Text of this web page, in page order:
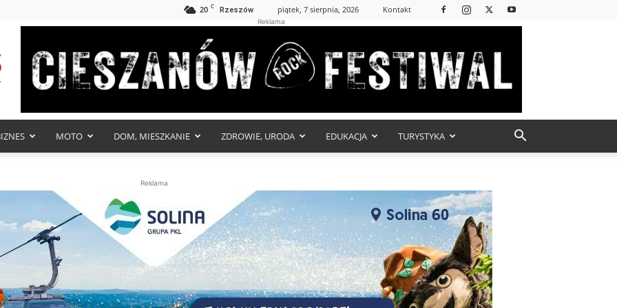
20 C Rzeszów piątek, 7 sierpnia, 2026 Kontakt
Reklama
MOTO DOM, MIESZKANIE ZDROWIE, URODA EDUKACJA TURYSTYKA
Reklama